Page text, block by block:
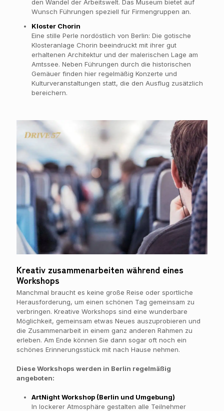
den Wandel der Arbeitswelt. Das Museum bietet auf
Wunsch Führungen speziell für Firmengruppen an.
Kloster Chorin
Eine stille Perle nordöstlich von Berlin: Die gotische
Klosteranlage Chorin beeindruckt mit ihrer gut
erhaltenen Architektur und der malerischen Lage am
Amtssee. Neben Führungen durch die historischen
Gemäuer finden hier regelmäßig Konzerte und
Kulturveranstaltungen statt, die den Ausflug zusätzlich
bereichern.
Kreativ zusammenarbeiten während eines
Workshops
Manchmal braucht es keine große Reise oder sportliche
Herausforderung, um einen schönen Tag gemeinsam zu
verbringen. Kreative Workshops sind eine wunderbare
Möglichkeit, gemeinsam etwas Neues auszuprobieren und
die Zusammenarbeit in einem ganz anderen Rahmen zu
erleben. Am Ende können Sie dann sogar oft noch ein
schönes Erinnerungsstück mit nach Hause nehmen.
Diese Workshops werden in Berlin regelmäßig
angeboten:
ArtNight Workshop (Berlin und Umgebung)
In lockerer Atmosphäre gestalten alle Teilnehmer